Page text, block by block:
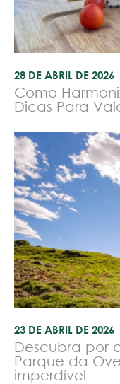
28 DE ABRIL DE 2026
Como
Dicas Para
23 DE ABRIL DE 2026
Descubra por
Parque da
imperdível